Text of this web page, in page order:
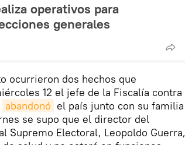
operativos para
generales
ocurrieron dos hechos que
12 el jefe de la Fiscalía contra
abandonó el país junto con su familia
se supo que el director del
Supremo Electoral, Leopoldo Guerra,